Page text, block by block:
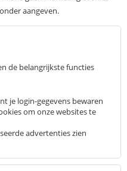
aangeven.
de belangrijkste functies
je login-gegevens bewaren
om onze websites te
advertenties zien